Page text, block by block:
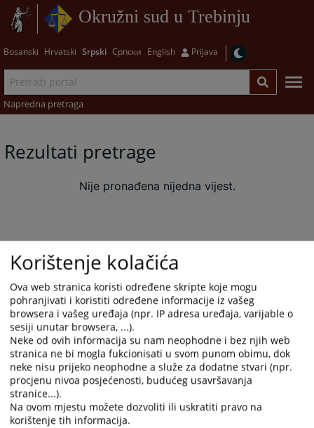
Okružni sud u Trebinju
Bosanski Hrvatski Srpski Српски English Prijava
Napredna pretraga
Rezultati pretrage
Nije pronađena nijedna vijest.
Korištenje kolačića
Ova web stranica koristi određene skripte koje mogu
pohranjivati i koristiti određene informacije iz vašeg
browsera i vašeg uređaja (npr. IP adresa uređaja, varijable o
sesiji unutar browsera, ...).
Neke od ovih informacija su nam neophodne i bez njih web
stranica ne bi mogla fukcionisati u svom punom obimu, dok
neke nisu prijeko neophodne a služe za dodatne stvari (npr.
procjenu nivoa posjećenosti, budućeg usavršavanja
stranice...).
Na ovom mjestu možete dozvoliti ili uskratiti pravo na
korištenje tih informacija.